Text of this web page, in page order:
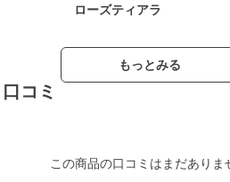
ローズティアラ
もっとみる
コミ
この商品の口コミはまだありま